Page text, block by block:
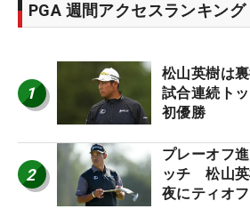
PGA 週間アクセスランキング
1
松山英樹は
試合連続ト
初優勝
2
プレーオフ
ッチ 松山英
夜にティオフ